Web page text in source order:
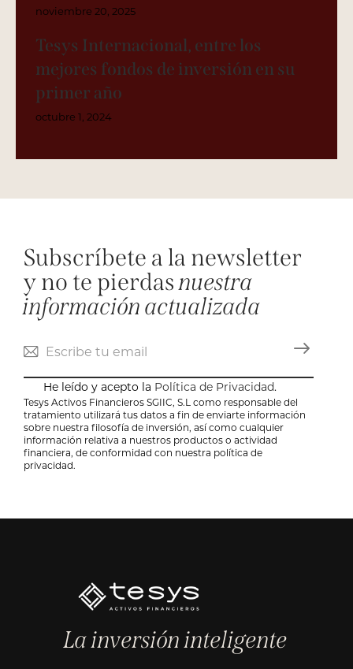
noviembre 20, 2025
Tesys Internacional, entre los
mejores fondos de inversión en su
primer año
octubre 1, 2024
Subscríbete a la newsletter
y no te pierdasnuestra
información actualizada
He leído y acepto la Política de Privacidad.
Tesys Activos Financieros SGIIC, S.L como responsable del
tratamiento utilizará tus datos a fin de enviarte información
sobre nuestra filosofía de inversión, así como cualquier
información relativa a nuestros productos o actividad
financiera, de conformidad con nuestra política de
privacidad.
La inversión inteligente